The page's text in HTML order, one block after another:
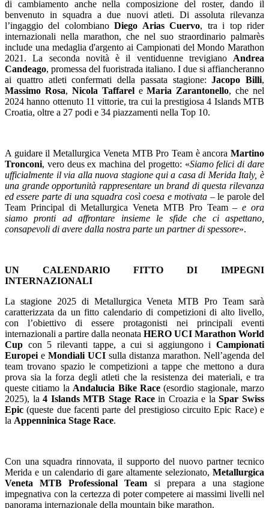
di cambiamento anche nella composizione del roster, dando il
benvenuto in squadra a due nuovi atleti. Di assoluta rilevanza
l’ingaggio del colombianoDiego Arias Cuervo, tra i top rider
internazionali nella marathon, che nel suo straordinario palmarès
include una medaglia d'argento ai Campionati del Mondo Marathon
2021. La seconda novità è il ventiduenne trevigiano Andrea
Candeago, promessa del fuoristrada italiano. I due si affiancheranno
ai quattro atleti confermati della passata stagione:Jacopo Billi,
Massimo Rosa, Nicola TaffareleMaria Zarantonello, che nel
2024 hanno ottenuto 11 vittorie, tra cui la prestigiosa 4 Islands MTB
Croatia, oltre a 27 podi e 34 piazzamenti nella Top 10.
A guidare il Metallurgica Veneta MTB Pro Team è ancora Martino
Tronconi, vero deus ex machina del progetto: «Siamo felici di dare
ufficialmente il via alla nuova stagione qui a casa di Merida Italy, è
una grande opportunità rappresentare un brand di questa rilevanza
ed essere parte di una squadra così coesa e motivata – le parole del
Team Principal di Metallurgica Veneta MTB Pro Team –e ora
siamo pronti ad affrontare insieme le sfide che ci aspettano,
consapevoli di avere dalla nostra parte un partner di spessore».
UN CALENDARIO FITTO DI IMPEGNI
INTERNAZIONALI
La stagione 2025 di Metallurgica Veneta MTB Pro Team sarà
caratterizzata da un fitto calendario di competizioni di alto livello,
con l’obiettivo di essere protagonisti nei principali eventi
internazionali a partire dalla neonata HERO UCI Marathon World
Cup con 5 rilevanti tappe, a cui si aggiungono i Campionati
Europei e Mondiali UCI sulla distanza marathon. Nell’agenda del
team trovano spazio le competizioni a tappe che mettono a dura
prova sia la forza degli atleti che la resistenza dei materiali, e tra
queste citiamo la Andalucia Bike Race(esordio stagionale, marzo
2025), la4 Islands MTB Stage Racein Croazia e laSpar Swiss
Epic (queste due facenti parte del prestigioso circuito Epic Race) e
la Appenninica Stage Race.
Con una squadra rinnovata, il supporto del nuovo partner tecnico
Merida e un calendario di gare altamente selezionato, Metallurgica
Veneta MTB Professional Team si prepara a una stagione
impegnativa con la certezza di poter competere ai massimi livelli nel
panorama internazionale della mountain bike marathon.